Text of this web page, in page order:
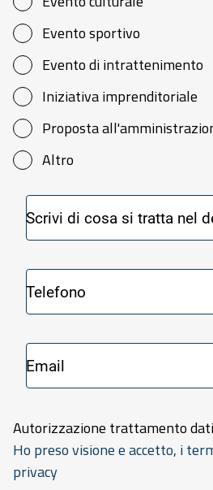
Evento sportivo
Evento di intrattenimento
Iniziativa imprenditoriale
Proposta
Altro
Autorizzazione trattamento
Ho preso visione e accetto, i
privacy